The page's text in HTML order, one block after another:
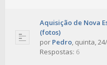
Aquisição de Nova
(fotos)
por Pedro, quinta,
Respostas: 6